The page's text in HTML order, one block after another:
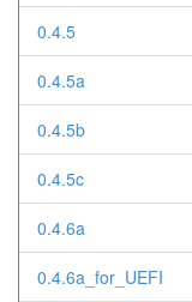
0.4.5
0.4.5a
0.4.5b
0.4.5c
0.4.6a
0.4.6a_for_UEFI